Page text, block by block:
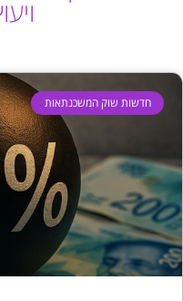
חדשות שוק המשכנתאות